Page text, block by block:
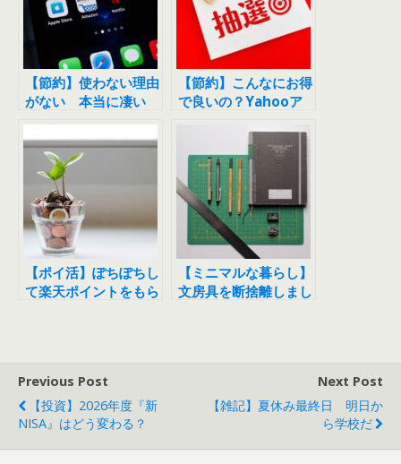
【節約】使わない理由
がない 本当に凄い
Amazonプライム
【節約】こんなにお得
で良いの？Yahooア
【ポイ活】ぽちぽちし
て楽天ポイントをもら
【ミニマルな暮らし】
文房具を断捨離しまし
Previous Post
【投資】2026年度『新
NISA』はどう変わる？
Next Post
【雑記】夏休み最終日 明日か
ら学校だ